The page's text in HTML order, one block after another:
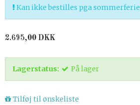
Kan ikke bestilles pga sommerferie
2.695,00 DKK
Lagerstatus: På lager
Tilføj til ønskeliste